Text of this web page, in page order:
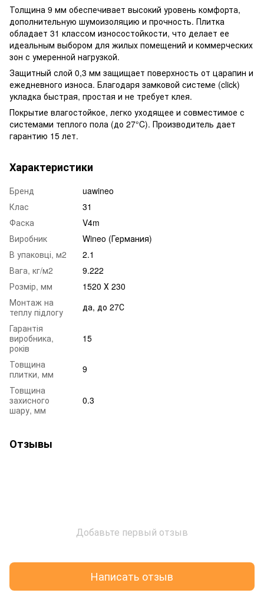
Толщина 9 мм обеспечивает высокий уровень комфорта,
дополнительную шумоизоляцию и прочность. Плитка
обладает 31 классом износостойкости, что делает ее
идеальным выбором для жилых помещений и коммерческих
зон с умеренной нагрузкой.
Защитный слой 0,3 мм защищает поверхность от царапин и
ежедневного износа. Благодаря замковой системе (click)
укладка быстрая, простая и не требует клея.
Покрытие влагостойкое, легко уходящее и совместимое с
системами теплого пола (до 27°C). Производитель дает
гарантию 15 лет.
Характеристики
Бренд
uawineo
Клас
31
Фаска
V4m
Виробник
Wineo (Германия)
В упаковці, м2
2.1
Вага, кг/м2
9.222
Розмір, мм
1520 Х 230
Монтаж на
теплу підлогу
да, до 27С
Гарантія
виробника,
років
15
Товщина
плитки, мм
9
Товщина
захисного
шару, мм
0.3
Отзывы
Добавьте первый отзыв
Написать отзыв